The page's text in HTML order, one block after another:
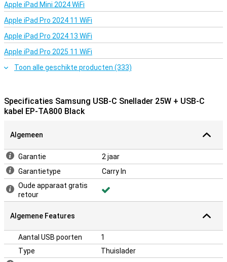
Apple iPad Mini 2024 WiFi
Apple iPad Pro 2024 11 WiFi
Apple iPad Pro 2024 13 WiFi
Apple iPad Pro 2025 11 WiFi
Toon alle geschikte producten (333)
Specificaties Samsung USB-C Snellader 25W + USB-C
kabel EP-TA800 Black
Algemeen
Garantie
2 jaar
Garantietype
Carry In
Oude apparaat gratis
retour
Algemene Features
Aantal USB poorten
1
Type
Thuislader